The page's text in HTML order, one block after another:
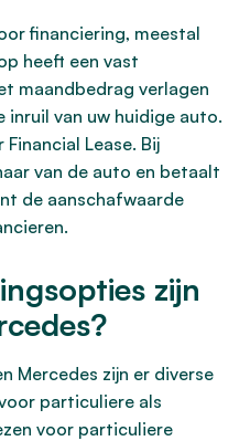
financiering, meestal
heeft een vast
maandbedrag verlagen
van uw huidige auto.
Lease. Bij
van de auto en betaalt
de aanschafwaarde
zijn
Mercedes zijn er diverse
particuliere als
voor particuliere